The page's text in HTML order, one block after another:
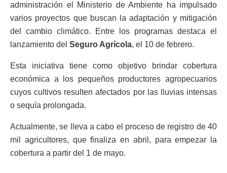
administración el Ministerio de Ambiente ha impulsado
varios proyectos que buscan la adaptación y mitigación
del cambio climático. Entre los programas destaca el
lanzamiento del Seguro Agrícola, el 10 de febrero.
Esta iniciativa tiene como objetivo brindar cobertura
económica a los pequeños productores agropecuarios
cuyos cultivos resulten afectados por las lluvias intensas
o sequía prolongada.
Actualmente, se lleva a cabo el proceso de registro de 40
mil agricultores, que finaliza en abril, para empezar la
cobertura a partir del 1 de mayo.